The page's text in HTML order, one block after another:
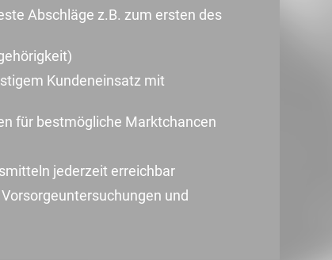
Abschläge z.B. zum ersten des
Kundeneinsatz mit
für bestmögliche Marktchancen
jederzeit erreichbar
und